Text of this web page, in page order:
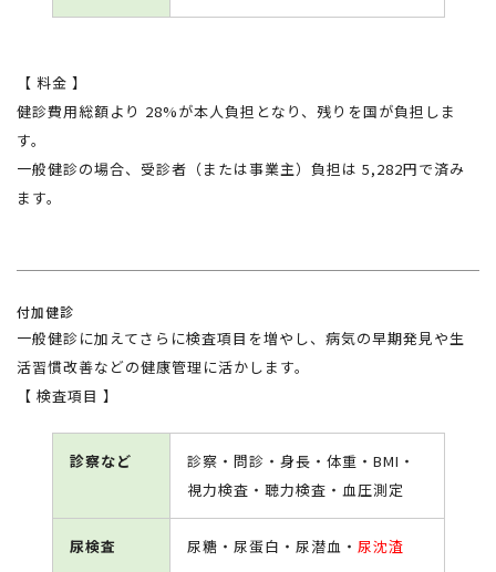
【 料金 】
健診費用総額より 28%が本人負担となり、残りを国が負担しま
す。
一般健診の場合、受診者（または事業主）負担は 5,282円で済み
ます。
付加健診
一般健診に加えてさらに検査項目を増やし、病気の早期発見や生
活習慣改善などの健康管理に活かします。
【 検査項目 】
診察など
診察・問診・身長・体重・BMI・
視力検査・聴力検査・血圧測定
尿検査 尿糖・尿蛋白・尿潜血・ 尿沈渣